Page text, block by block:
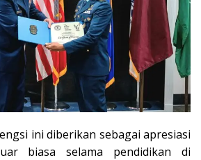
ini diberikan sebagai apresiasi
biasa selama pendidikan di